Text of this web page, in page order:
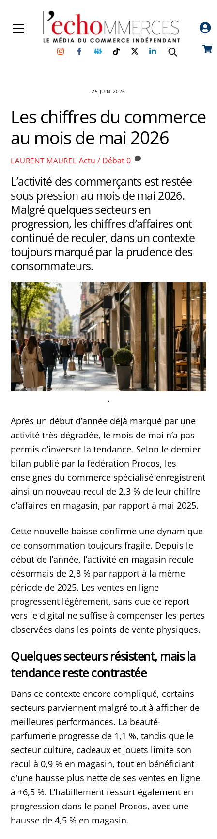
content
Menu
InstagramFacebookGroupe
Facebook
TikTokTwitterLinkedin
25 JUIN 2026
Les chiffres du commerce
au mois de mai 2026
LAURENT MAUREL Actu / Débat0
L’activité des commerçants est restée
sous pression au mois de mai 2026.
Malgré quelques secteurs en
progression, les chiffres d’affaires ont
continué de reculer, dans un contexte
toujours marqué par la prudence des
consommateurs.
.
Après un début d’année déjà marqué par une
activité très dégradée, le mois de mai n’a pas
permis d’inverser la tendance. Selon le dernier
bilan publié par la fédération Procos, les
enseignes du commerce spécialisé enregistrent
ainsi un nouveau recul de 2,3 % de leur chiffre
d’affaires en magasin, par rapport à mai 2025.
Cette nouvelle baisse confirme une dynamique
de consommation toujours fragile. Depuis le
début de l’année, l’activité en magasin recule
désormais de 2,8 % par rapport à la même
période de 2025. Les ventes en ligne
progressent légèrement, sans que ce report
vers le digital ne suffise à compenser les pertes
observées dans les points de vente physiques.
Quelques secteurs résistent, mais la
tendance reste contrastée
Dans ce contexte encore compliqué, certains
secteurs parviennent malgré tout à afficher de
meilleures performances. La beauté-
parfumerie progresse de 1,1 %, tandis que le
secteur culture, cadeaux et jouets limite son
recul à 0,9 % en magasin, tout en bénéficiant
d’une hausse plus nette de ses ventes en ligne,
à +6,5 %. L’habillement ressort également en
progression dans le panel Procos, avec une
hausse de 4,5 % en magasin.